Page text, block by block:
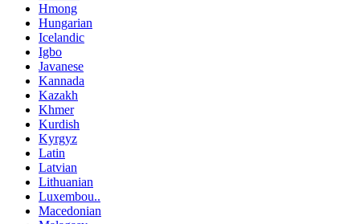
Hmong
Hungarian
Icelandic
Igbo
Javanese
Kannada
Kazakh
Khmer
Kurdish
Kyrgyz
Latin
Latvian
Lithuanian
Luxembou..
Macedonian